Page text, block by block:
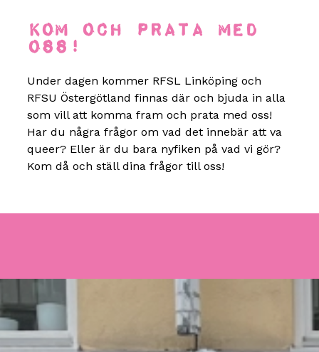
Kom och prata med
oss!
Under dagen kommer RFSL Linköping och
RFSU Östergötland finnas där och bjuda in alla
som vill att komma fram och prata med oss!
Har du några frågor om vad det innebär att va
queer? Eller är du bara nyfiken på vad vi gör?
Kom då och ställ dina frågor till oss!